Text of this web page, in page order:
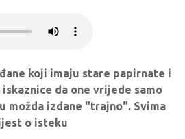
koji imaju stare papirnate i
da one vrijede samo
možda izdane "trajno". Svima
o isteku